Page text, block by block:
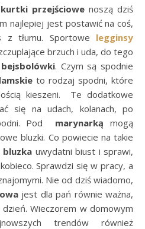
kurtki przejściowe noszą dziś
najlepiej jest postawić na coś,
z tłumu. Sportowe legginsy
brzuch i uda, do tego
bejsbolówki. Czym są spodnie
to rodzaj spodni, które
kieszeni. Te dodatkowe
się na udach, kolanach, po
Pod marynarką mogą
bluzki. Co powiecie na takie
bluzka uwydatni biust i sprawi,
Sprawdzi się w pracy, a
Nie od dziś wiadomo,
jest dla pań równie ważna,
Wieczorem w domowym
trendów również